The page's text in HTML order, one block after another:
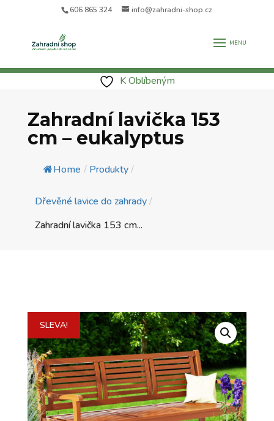
606 865 324 info@zahradni-shop.cz
K Oblíbeným
Zahradní lavička 153
cm – eukalyptus
Home / Produkty/
Dřevěné lavice do zahrady/
Zahradní lavička 153 cm...
SLEVA!